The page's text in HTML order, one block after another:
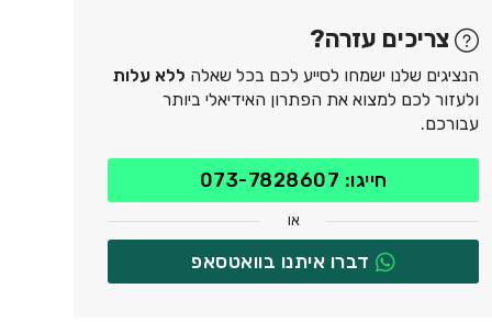
צריכים עזרה?
הנציגים שלנו ישמחו לסייע לכם בכל שאלה ללא עלות
ולעזור לכם למצוא את הפתרון האידיאלי ביותר
עבורכם.
חייגו: 073-7828607
או
דברו איתנו בוואטסאפ